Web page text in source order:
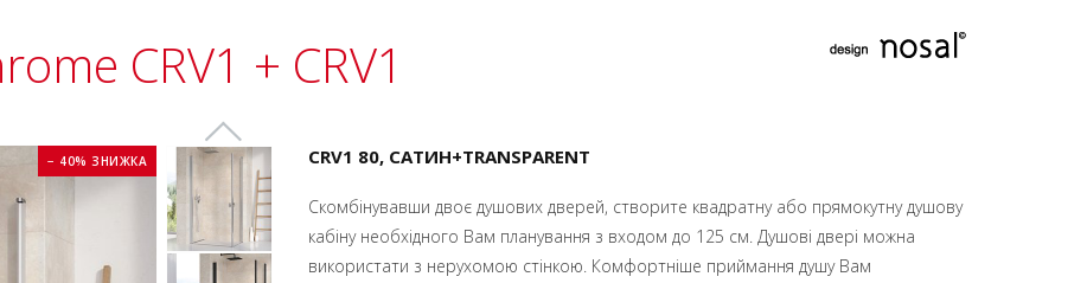
CRV1 + CRV1
− 40% ЗНИЖКА CRV1 80, CАТИН+TRANSPARENT
Скомбінувавши двоє душових дверей, створите квадратну або прямокутну душову
кабіну необхідного Вам планування з входом до 125 см. Душові двері можна
використати з нерухомою стінкою. Комфортніше приймання душу Вам